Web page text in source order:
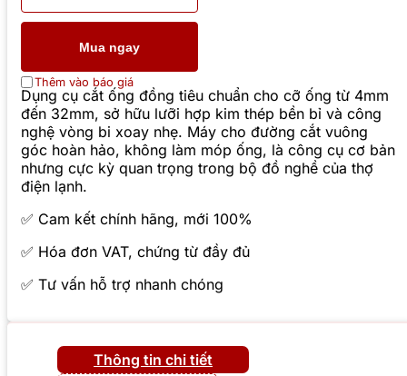
Mua ngay
Thêm vào báo giá
Dụng cụ cắt ống đồng tiêu chuẩn cho cỡ ống từ 4mm
đến 32mm, sở hữu lưỡi hợp kim thép bền bỉ và công
nghệ vòng bi xoay nhẹ. Máy cho đường cắt vuông
góc hoàn hảo, không làm móp ống, là công cụ cơ bản
nhưng cực kỳ quan trọng trong bộ đồ nghề của thợ
điện lạnh.
✅ Cam kết chính hãng, mới 100%
✅ Hóa đơn VAT, chứng từ đầy đủ
✅ Tư vấn hỗ trợ nhanh chóng
Thông tin chi tiết